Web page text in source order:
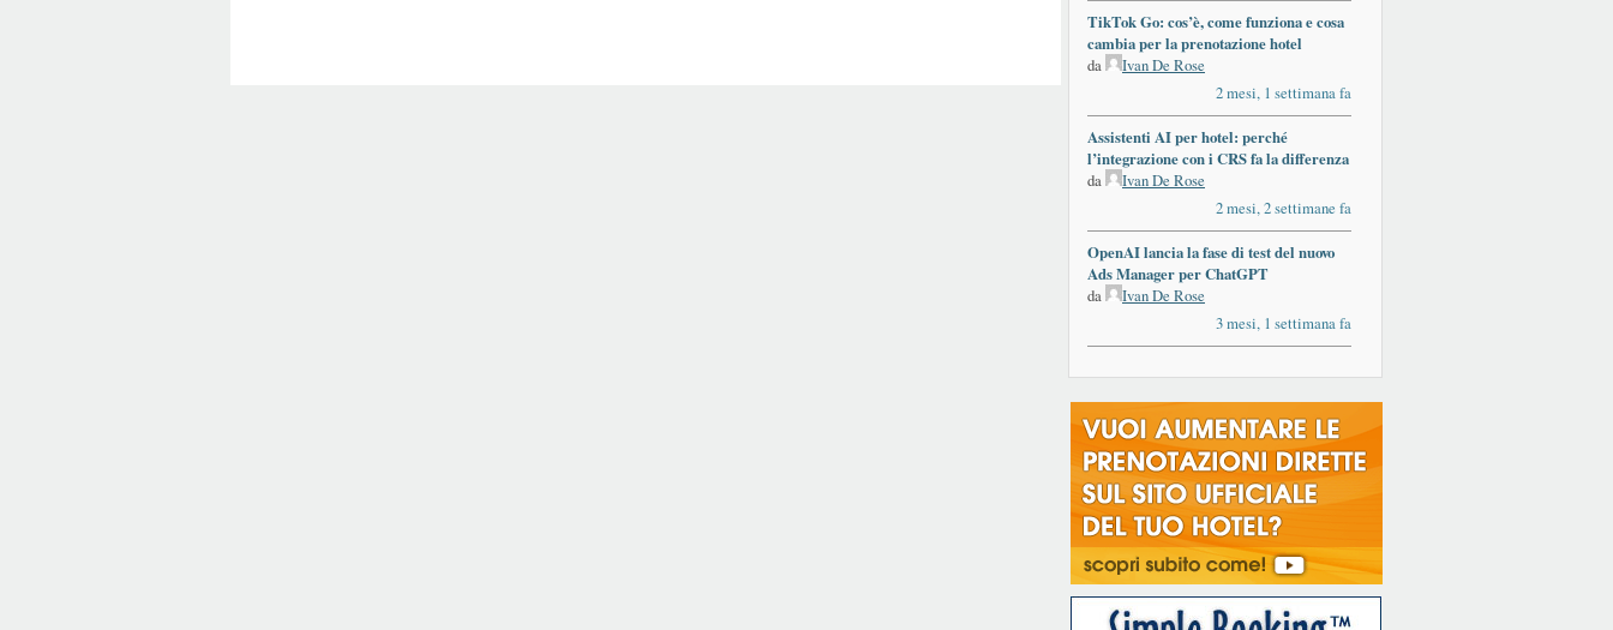
TikTok Go: cos’è, come funziona e cosa
cambia per la prenotazione hotel
da
Ivan De Rose
2 mesi, 1 settimana fa
Assistenti AI per hotel: perché
l’integrazione con i CRS fa la differenza
da
Ivan De Rose
2 mesi, 2 settimane fa
OpenAI lancia la fase di test del nuovo
Ads Manager per ChatGPT
da
Ivan De Rose
3 mesi, 1 settimana fa